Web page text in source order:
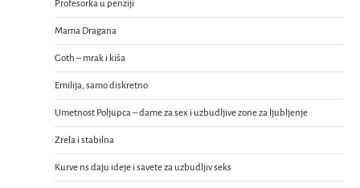
Profesorka u penziji
Mama Dragana
Goth – mrak i kiša
Emilija, samo diskretno
Umetnost Poljupca – dame za sex i uzbudljive zone za ljubljenje
Zrela i stabilna
Kurve ns daju ideje i savete za uzbudljiv seks